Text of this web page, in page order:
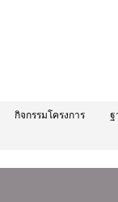
กิจกรรมโครงการ
ฐ